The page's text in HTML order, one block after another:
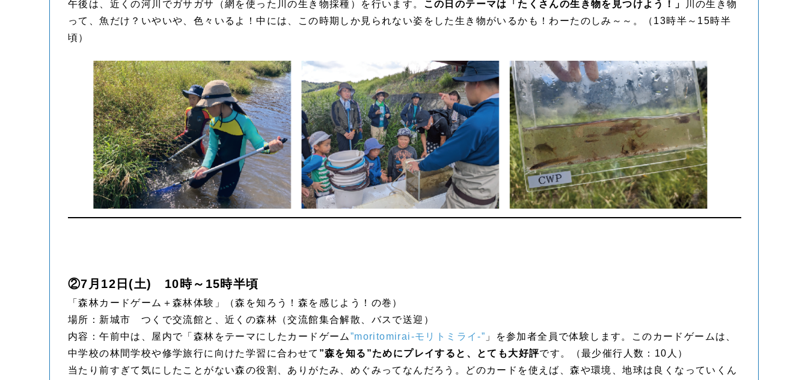
午後は、近くの河川でガサガサ（網を使った川の生き物採種）を行います。 この日のテーマは「たくさんの生き物を見つけよう！」
川の生き物
って、魚だけ？いやいや、色々いるよ！中には、この時期しか見られない姿をした生き物がいるかも！わーたのしみ～～。（13時半～15時半
頃）
②7月12日(土) 10時～15時半頃
「森林カードゲーム＋森林体験」（森を知ろう！森を感じよう！の巻）
場所：新城市 つくで交流館と、近くの森林（交流館集合解散、バスで送迎）
内容：午前中は、屋内で「森林をテーマにしたカードゲーム ”moritomirai-モリトミライ-” 」を参加者全員で体験します。このカードゲームは、
中学校の林間学校や修学旅行に向けた学習に合わせて ”森を知る”ためにプレイすると、とても大好評です。（最少催行人数：10人）
当たり前すぎて気にしたことがない森の役割、ありがたみ、めぐみってなんだろう。どのカードを使えば、森や環境、地球は良くなっていくん